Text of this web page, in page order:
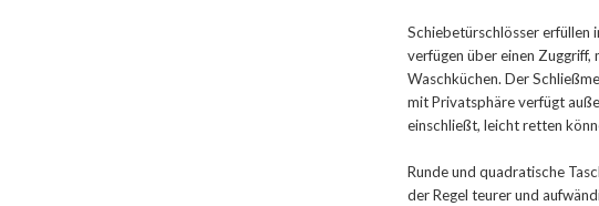
Schiebetürschlösser erfüllen
verfügen über einen Zuggriff,
Waschküchen. Der
mit Privatsphäre verfügt
einschließt, leicht retten
Runde und quadratische
der Regel teurer und